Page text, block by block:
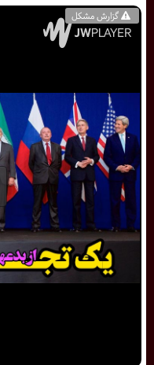
گزارش مشکل